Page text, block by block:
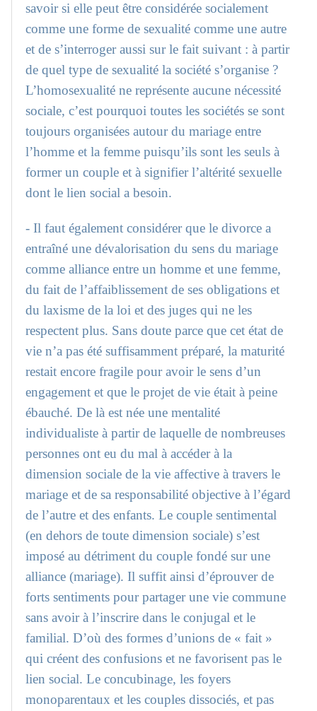
savoir si elle peut être considérée socialement
comme une forme de sexualité comme une autre
et de s’interroger aussi sur le fait suivant : à partir
de quel type de sexualité la société s’organise ?
L’homosexualité ne représente aucune nécessité
sociale, c’est pourquoi toutes les sociétés se sont
toujours organisées autour du mariage entre
l’homme et la femme puisqu’ils sont les seuls à
former un couple et à signifier l’altérité sexuelle
dont le lien social a besoin.
- Il faut également considérer que le divorce a
entraîné une dévalorisation du sens du mariage
comme alliance entre un homme et une femme,
du fait de l’affaiblissement de ses obligations et
du laxisme de la loi et des juges qui ne les
respectent plus. Sans doute parce que cet état de
vie n’a pas été suffisamment préparé, la maturité
restait encore fragile pour avoir le sens d’un
engagement et que le projet de vie était à peine
ébauché. De là est née une mentalité
individualiste à partir de laquelle de nombreuses
personnes ont eu du mal à accéder à la
dimension sociale de la vie affective à travers le
mariage et de sa responsabilité objective à l’égard
de l’autre et des enfants. Le couple sentimental
(en dehors de toute dimension sociale) s’est
imposé au détriment du couple fondé sur une
alliance (mariage). Il suffit ainsi d’éprouver de
forts sentiments pour partager une vie commune
sans avoir à l’inscrire dans le conjugal et le
familial. D’où des formes d’unions de « fait »
qui créent des confusions et ne favorisent pas le
lien social. Le concubinage, les foyers
monoparentaux et les couples dissociés, et pas